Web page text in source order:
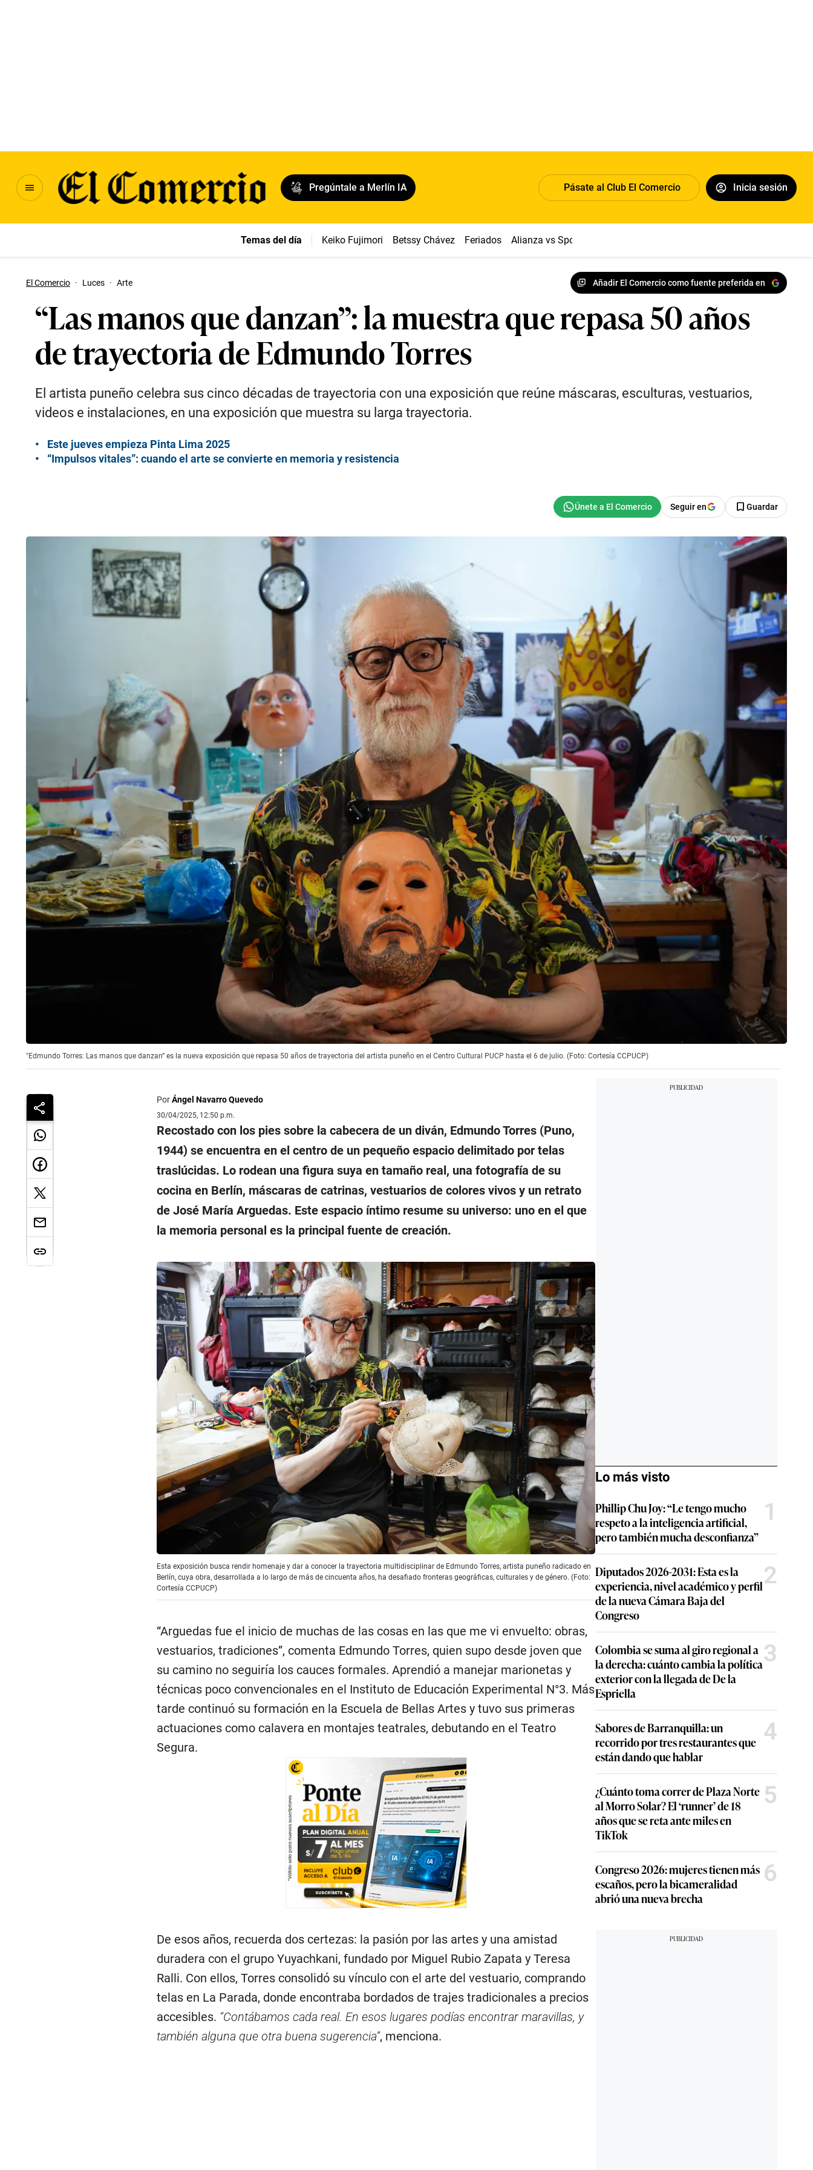
Pregúntale a Merlín IA Pásate al Club El Comercio Inicia sesión
Temas del día Keiko Fujimori Betssy Chávez Feriados Alianza vs Sport Boys
El Comercio · Luces · Arte Añadir El Comercio como fuente preferida en
“Las manos que danzan”: la muestra que repasa 50 años
de trayectoria de Edmundo Torres
El artista puneño celebra sus cinco décadas de trayectoria con una exposición que reúne máscaras, esculturas, vestuarios,
videos e instalaciones, en una exposición que muestra su larga trayectoria.
Este jueves empieza Pinta Lima 2025
“Impulsos vitales”: cuando el arte se convierte en memoria y resistencia
Seguir en Guardar
"Edmundo Torres: Las manos que danzan” es la nueva exposición que repasa 50 años de trayectoria del artista puneño en el Centro Cultural PUCP hasta el 6 de julio. (Foto: Cortesía CCPUCP)
PorÁngel Navarro Quevedo
30/04/2025, 12:50 p.m.
Recostado con los pies sobre la cabecera de un diván, Edmundo Torres (Puno,
1944) se encuentra en el centro de un pequeño espacio delimitado por telas
traslúcidas. Lo rodean una figura suya en tamaño real, una fotografía de su
cocina en Berlín, máscaras de catrinas, vestuarios de colores vivos y un retrato
de José María Arguedas. Este espacio íntimo resume su universo: uno en el que
la memoria personal es la principal fuente de creación.
Esta exposición busca rendir homenaje y dar a conocer la trayectoria multidisciplinar de Edmundo Torres, artista puneño radicado en
Berlín, cuya obra, desarrollada a lo largo de más de cincuenta años, ha desafiado fronteras geográficas, culturales y de género. (Foto:
Cortesía CCPUCP)
“Arguedas fue el inicio de muchas de las cosas en las que me vi envuelto: obras,
vestuarios, tradiciones”, comenta Edmundo Torres, quien supo desde joven que
su camino no seguiría los cauces formales. Aprendió a manejar marionetas y
técnicas poco convencionales en el Instituto de Educación Experimental N°3. Más
tarde continuó su formación en la Escuela de Bellas Artes y tuvo sus primeras
actuaciones como calavera en montajes teatrales, debutando en el Teatro
Segura.
De esos años, recuerda dos certezas: la pasión por las artes y una amistad
duradera con el grupo Yuyachkani, fundado por Miguel Rubio Zapata y Teresa
Ralli. Con ellos, Torres consolidó su vínculo con el arte del vestuario, comprando
telas en La Parada, donde encontraba bordados de trajes tradicionales a precios
accesibles. “Contábamos cada real. En esos lugares podías encontrar maravillas, y
también alguna que otra buena sugerencia”, menciona.
Lo más visto
Phillip Chu Joy: “Le tengo mucho
respeto a la inteligencia artificial,
pero también mucha desconfianza”
1
Diputados 2026-2031: Esta es la
experiencia, nivel académico y perfil
de la nueva Cámara Baja del
Congreso
2
Colombia se suma al giro regional a
la derecha: cuánto cambia la política
exterior con la llegada de De la
Espriella
3
Sabores de Barranquilla: un
recorrido por tres restaurantes que
están dando que hablar
4
¿Cuánto toma correr de Plaza Norte
al Morro Solar? El ‘runner’ de 18
años que se reta ante miles en
TikTok
5
Congreso 2026: mujeres tienen más
escaños, pero la bicameralidad
abrió una nueva brecha
6